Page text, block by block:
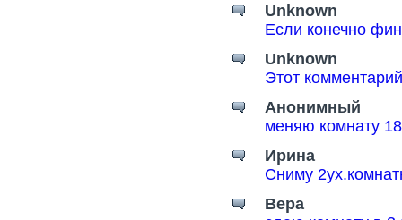
Unknown
Если конечно
Unknown
Этот
Анонимный
меняю комнату
Ирина
Сниму
Вера